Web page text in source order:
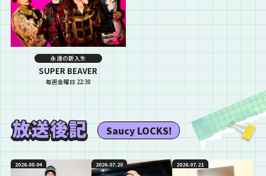
永遠の新入生
SUPER BEAVER
毎週金曜日 22:30
Saucy LOCKS!
2026.08.04 2026.07.28 2026.07.21